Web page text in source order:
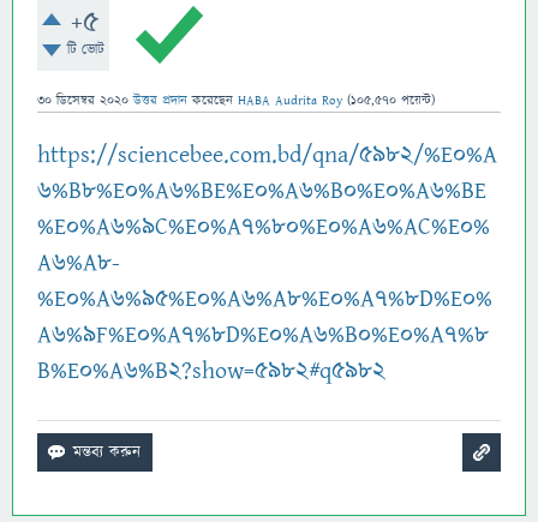
+5
টি ভোট
30 ডিসেম্বর 2020 উত্তর প্রদান করেছেন HABA Audrita Roy (105,570 পয়েন্ট)
https://sciencebee.com.bd/qna/5982/%E0%A
6%B8%E0%A6%BE%E0%A6%B0%E0%A6%BE
%E0%A6%9C%E0%A7%80%E0%A6%AC%E0%
A6%A8-
%E0%A6%95%E0%A6%A8%E0%A7%8D%E0%
A6%9F%E0%A7%8D%E0%A6%B0%E0%A7%8
B%E0%A6%B2?show=5982#q5982